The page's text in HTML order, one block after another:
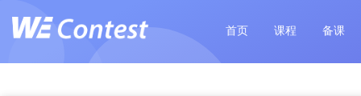
首页 课程 备课